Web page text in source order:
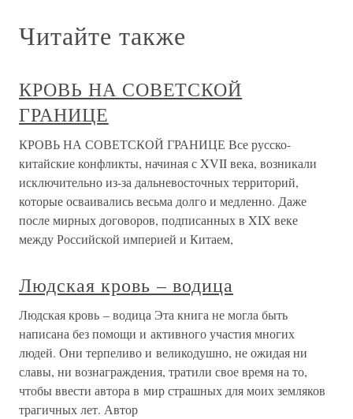
Читайте также
КРОВЬ НА СОВЕТСКОЙ
ГРАНИЦЕ
КРОВЬ НА СОВЕТСКОЙ ГРАНИЦЕ Все русско-
китайские конфликты, начиная с XVII века, возникали
исключительно из-за дальневосточных территорий,
которые осваивались весьма долго и медленно. Даже
после мирных договоров, подписанных в XIX веке
между Российской империей и Китаем,
Людская кровь – водица
Людская кровь – водица Эта книга не могла быть
написана без помощи и активного участия многих
людей. Они терпеливо и великодушно, не ожидая ни
славы, ни вознаграждения, тратили свое время на то,
чтобы ввести автора в мир страшных для моих земляков
трагичных лет. Автор